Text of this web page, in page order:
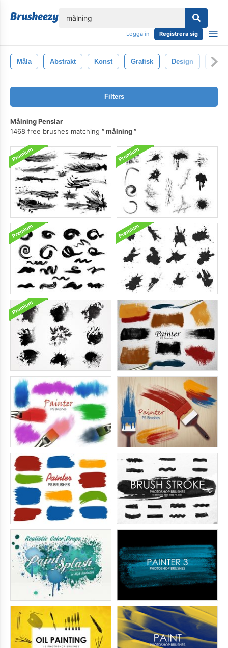
Logga in Registrera sig
Måla Abstrakt Konst Grafisk Design
Filters
Målning Penslar
1468 free brushes matching
målning